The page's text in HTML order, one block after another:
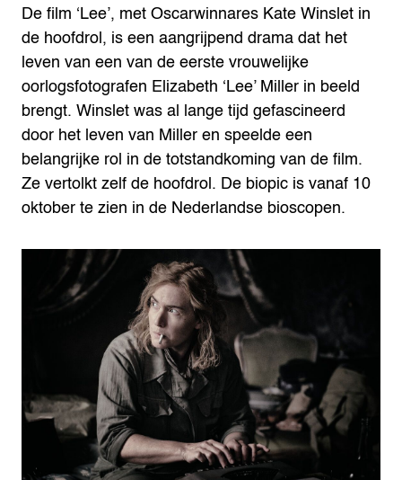
De film ‘Lee’, met Oscarwinnares Kate Winslet in
de hoofdrol, is een aangrijpend drama dat het
leven van een van de eerste vrouwelijke
oorlogsfotografen Elizabeth ‘Lee’ Miller in beeld
brengt. Winslet was al lange tijd gefascineerd
door het leven van Miller en speelde een
belangrijke rol in de totstandkoming van de film.
Ze vertolkt zelf de hoofdrol. De biopic is vanaf 10
oktober te zien in de Nederlandse bioscopen.